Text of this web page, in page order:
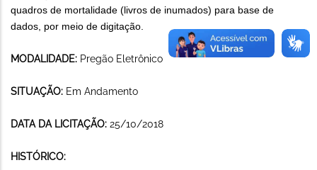
quadros de mortalidade (livros de inumados) para base de
dados, por meio de digitação.
MODALIDADE: Pregão Eletrônico
SITUAÇÃO: Em Andamento
DATA DA LICITAÇÃO: 25/10/2018
HISTÓRICO: